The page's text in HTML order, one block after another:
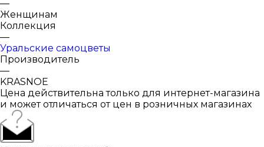
—
Женщинам
Коллекция
—
Уральские самоцветы
Производитель
—
KRASNOE
Цена действительна только для интернет-магазина
и может отличаться от цен в розничных магазинах